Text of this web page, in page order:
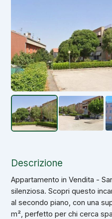
Descrizione
Appartamento in Vendita -
silenziosa. Scopri questo
al secondo piano, con una
m², perfetto per chi cerca